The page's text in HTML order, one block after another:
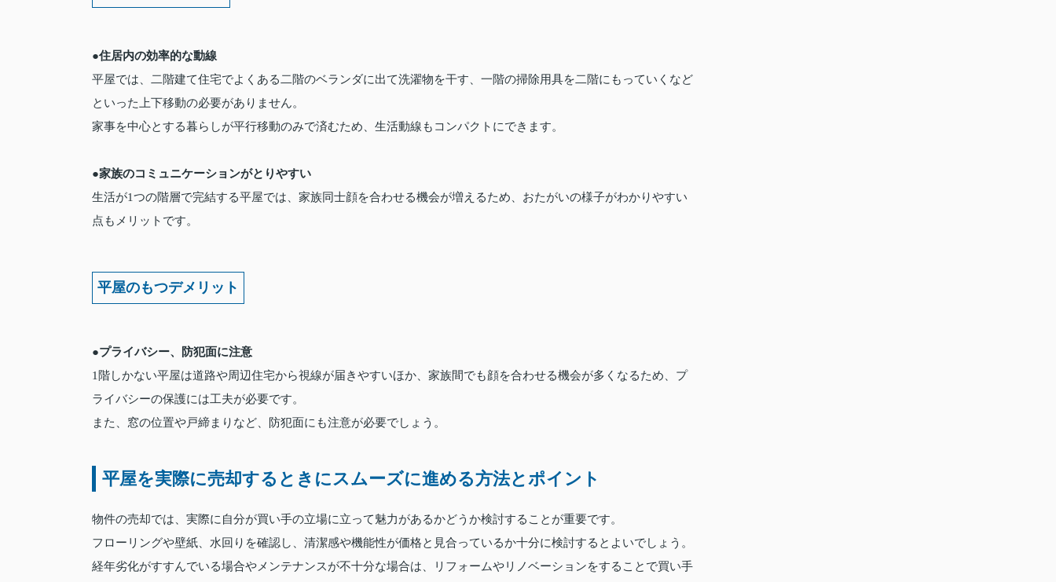
●住居内の効率的な動線
平屋では、二階建て住宅でよくある二階のベランダに出て洗濯物を干す、一階の掃除用具を二階にもっていくなど
といった上下移動の必要がありません。
家事を中心とする暮らしが平行移動のみで済むため、生活動線もコンパクトにできます。
●家族のコミュニケーションがとりやすい
生活が1つの階層で完結する平屋では、家族同士顔を合わせる機会が増えるため、おたがいの様子がわかりやすい
点もメリットです。
平屋のもつデメリット
●プライバシー、防犯面に注意
1階しかない平屋は道路や周辺住宅から視線が届きやすいほか、家族間でも顔を合わせる機会が多くなるため、プ
ライバシーの保護には工夫が必要です。
また、窓の位置や戸締まりなど、防犯面にも注意が必要でしょう。
平屋を実際に売却するときにスムーズに進める方法とポイント
物件の売却では、実際に自分が買い手の立場に立って魅力があるかどうか検討することが重要です。
フローリングや壁紙、水回りを確認し、清潔感や機能性が価格と見合っているか十分に検討するとよいでしょう。
経年劣化がすすんでいる場合やメンテナンスが不十分な場合は、リフォームやリノベーションをすることで買い手